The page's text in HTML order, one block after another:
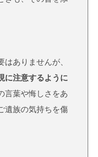
はありませんが、
に注意するように
言葉や悔しさをあ
遺族の気持ちを傷